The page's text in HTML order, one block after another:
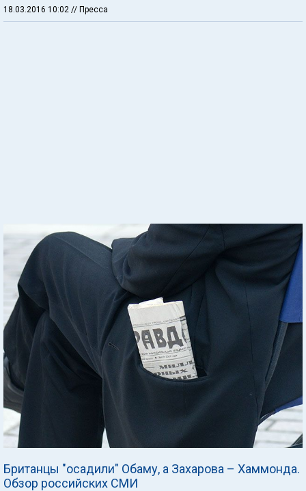
18.03.2016 10:02 // Пресса
Британцы "осадили" Обаму, а Захарова – Хаммонда.
Обзор российских СМИ